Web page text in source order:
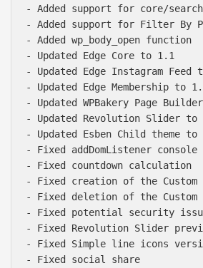
- Added support for core/
- Added support for Filter By
- Added wp_body_open function
- Updated Edge Core to 1.1
- Updated Edge Instagram Feed
- Updated Edge Membership to
- Updated WPBakery Page
- Updated Revolution Slider to
- Updated Esben Child theme
- Fixed addDomListener console
- Fixed countdown calculation
- Fixed creation of the Custom
- Fixed deletion of the Custom
- Fixed potential security
- Fixed Revolution Slider
- Fixed Simple line icons
- Fixed social share